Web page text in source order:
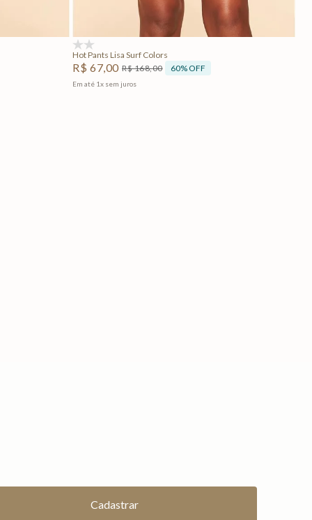
Adicionar na sacola
Hot Pants Lisa Surf Colors
R$ 67,00 R$168,00 60% OFF
Em até 1x sem juros